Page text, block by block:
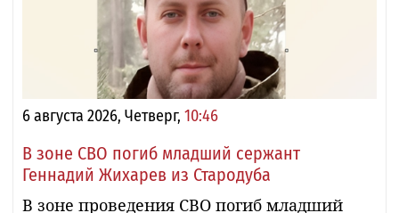
6 августа 2026, Четверг, 10:46
В зоне СВО погиб младший сержант
Геннадий Жихарев из Стародуба
В зоне проведения СВО погиб младший